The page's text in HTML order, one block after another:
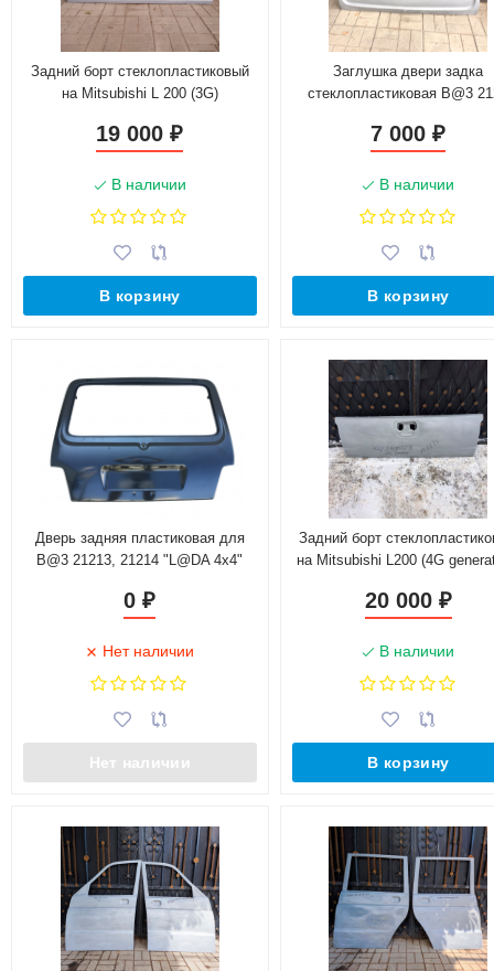
Задний борт стеклопластиковый
на Mitsubishi L 200 (3G)
19 000₽
В наличии
В корзину
Заглушка двери задка
стеклопластиковая B@3
7 000₽
В наличии
В корзину
Дверь задняя пластиковая для
B@3 21213, 21214 "L@DA 4x4"
0₽
Нет наличии
Нет наличии
Задний борт
на Mitsubishi L200 (4G
20 000 ₽
В наличии
В корзину